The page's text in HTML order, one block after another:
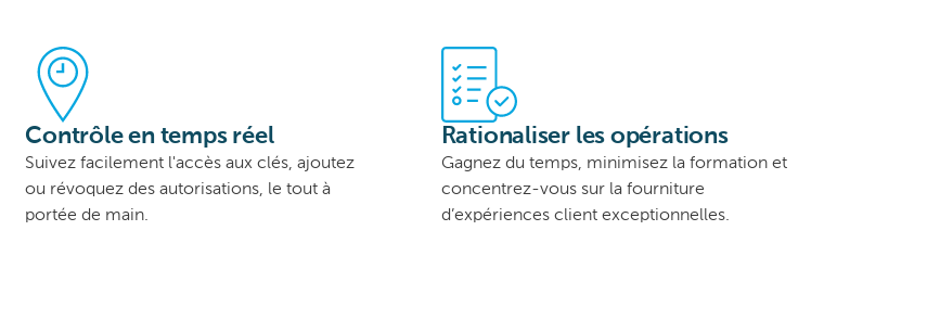
Contrôle en temps réel
Suivez facilement l'accès aux clés, ajoutez
ou révoquez des autorisations, le tout à
portée de main.
Rationaliser les opérations
Gagnez du temps, minimisez la formation et
concentrez-vous sur la fourniture
d’expériences client exceptionnelles.